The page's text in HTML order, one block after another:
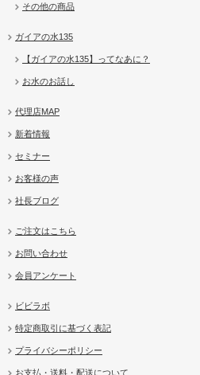
その他の商品
ガイアの水135
【ガイアの水135】ってなあに？
お水のお話し
代理店MAP
新着情報
セミナー
お客様の声
社長ブログ
ご注文はこちら
お問い合わせ
会員アンケート
ビビラボ
特定商取引に基づく表記
プライバシーポリシー
お支払・送料・配送について